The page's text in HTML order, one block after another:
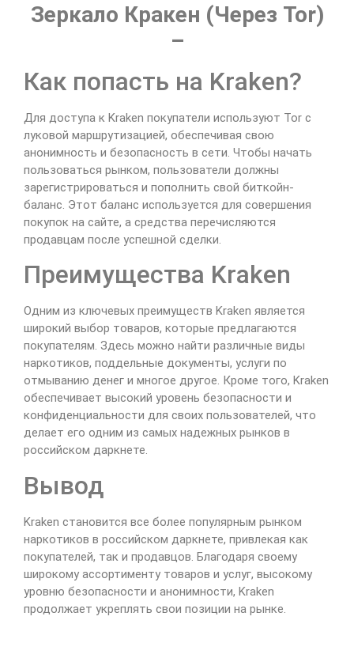
Зеркало Кракен (Через Tor)
–
Как попасть на Kraken?
Для доступа к Kraken покупатели используют Tor с
луковой маршрутизацией, обеспечивая свою
анонимность и безопасность в сети. Чтобы начать
пользоваться рынком, пользователи должны
зарегистрироваться и пополнить свой биткойн-
баланс. Этот баланс используется для совершения
покупок на сайте, а средства перечисляются
продавцам после успешной сделки.
Преимущества Kraken
Одним из ключевых преимуществ Kraken является
широкий выбор товаров, которые предлагаются
покупателям. Здесь можно найти различные виды
наркотиков, поддельные документы, услуги по
отмыванию денег и многое другое. Кроме того, Kraken
обеспечивает высокий уровень безопасности и
конфиденциальности для своих пользователей, что
делает его одним из самых надежных рынков в
российском даркнете.
Вывод
Kraken становится все более популярным рынком
наркотиков в российском даркнете, привлекая как
покупателей, так и продавцов. Благодаря своему
широкому ассортименту товаров и услуг, высокому
уровню безопасности и анонимности, Kraken
продолжает укреплять свои позиции на рынке.